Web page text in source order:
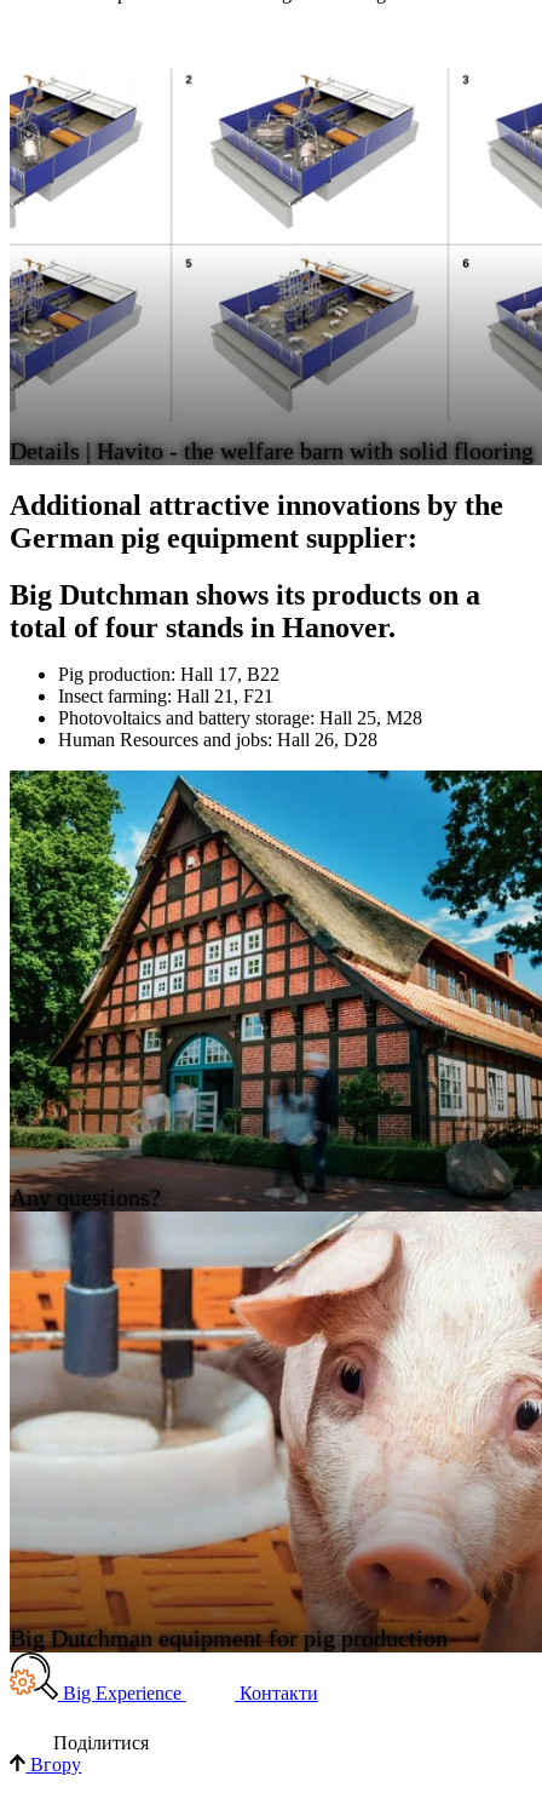
Details | Havito - the welfare barn with solid flooring
Additional attractive innovations by the
German pig equipment supplier:
Big Dutchman shows its products on a
total of four stands in Hanover.
Pig production: Hall 17, B22
Insect farming: Hall 21, F21
Photovoltaics and battery storage: Hall 25, M28
Human Resources and jobs: Hall 26, D28
Any questions?
Big Dutchman equipment for pig production
Big Experience Контакти
Поділи­тися
Вгору